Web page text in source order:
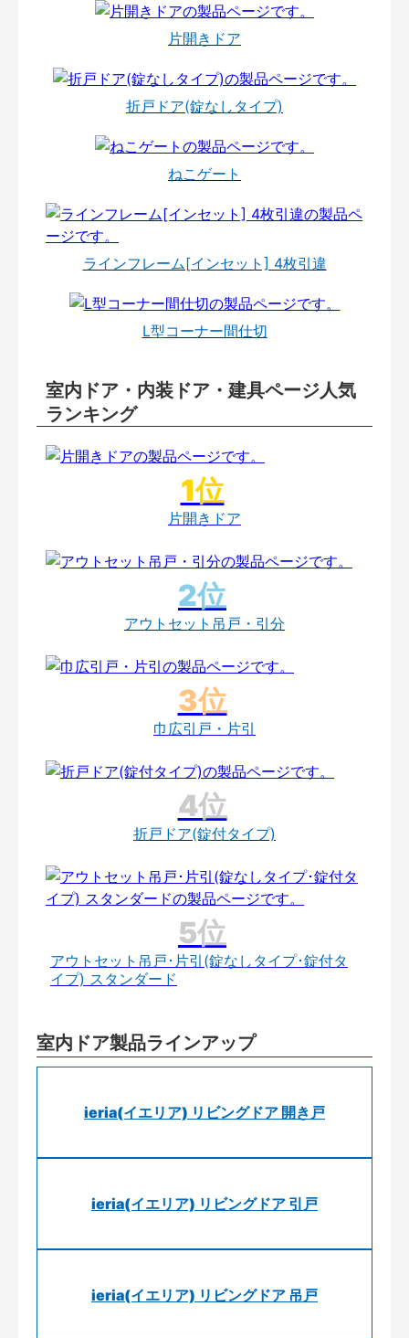
片開きドア
折戸ドア(錠なしタイプ)
ねこゲート
ラインフレーム[インセット] 4枚引違
L型コーナー間仕切
室内ドア・内装ドア・建具ページ人気
ランキング
片開きドア
アウトセット吊戸・引分
巾広引戸・片引
折戸ドア(錠付タイプ)
アウトセット吊戸･片引(錠なしタイプ･錠付タ
イプ) スタンダード
室内ドア製品ラインアップ
ieria(イエリア) リビングドア 開き戸
ieria(イエリア) リビングドア 引戸
ieria(イエリア) リビングドア 吊戸